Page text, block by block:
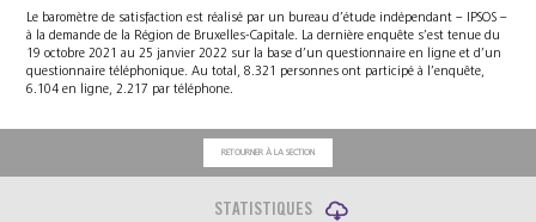
Le baromètre de satisfaction est réalisé par un bureau d’étude indépendant – IPSOS –
à la demande de la Région de Bruxelles-Capitale. La dernière enquête s’est tenue du
19 octobre 2021 au 25 janvier 2022 sur la base d’un questionnaire en ligne et d’un
questionnaire téléphonique. Au total, 8.321 personnes ont participé à l’enquête,
6.104 en ligne, 2.217 par téléphone.
RETOURNER À LA SECTION
STATISTIQUES